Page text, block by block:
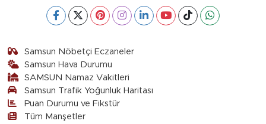
Samsun Nöbetçi Eczaneler
Samsun Hava Durumu
SAMSUN Namaz Vakitleri
Samsun Trafik Yoğunluk Haritası
Puan Durumu ve Fikstür
Tüm Manşetler